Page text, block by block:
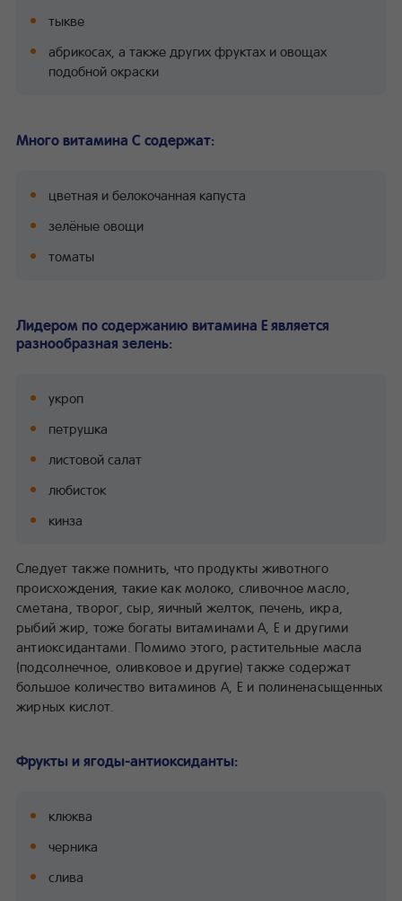
тыкве
абрикосах, а также других фруктах и овощах
подобной окраски
Много витамина С содержат:
цветная и белокочанная капуста
зелёные овощи
томаты
Лидером по содержанию витамина Е является
разнообразная зелень:
укроп
петрушка
листовой салат
любисток
кинза
Следует также помнить, что продукты животного
происхождения, такие как молоко, сливочное масло,
сметана, творог, сыр, яичный желток, печень, икра,
рыбий жир, тоже богаты витаминами А, Е и другими
антиоксидантами. Помимо этого, растительные масла
(подсолнечное, оливковое и другие) также содержат
большое количество витаминов А, Е и полиненасыщенных
жирных кислот.
Фрукты и ягоды-антиоксиданты:
клюква
черника
слива